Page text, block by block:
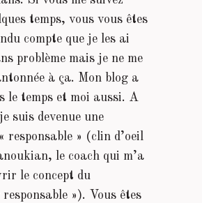
temps, vous vous êtes
compte que je les ai
problème mais je ne me
à ça. Mon blog a
le temps et moi aussi. A
suis devenue une
responsable » (clin d’oeil
le coach qui m’a
le concept du
»). Vous êtes